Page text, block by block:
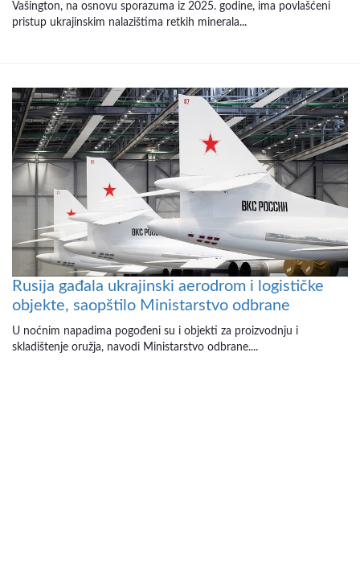
Vašington, na osnovu sporazuma iz 2025. godine, ima povlašćeni
pristup ukrajinskim nalazištima retkih minerala...
Rusija gađala ukrajinski aerodrom i logističke
objekte, saopštilo Ministarstvo odbrane
U noćnim napadima pogođeni su i objekti za proizvodnju i
skladištenje oružja, navodi Ministarstvo odbrane....